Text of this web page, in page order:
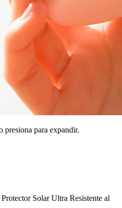
presiona para expandir.